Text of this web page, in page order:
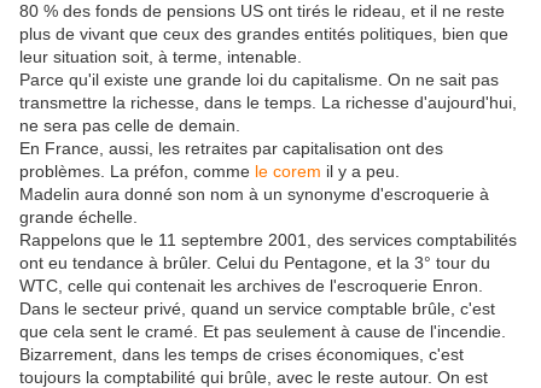
80 % des fonds de pensions US ont tirés le rideau, et il ne reste
plus de vivant que ceux des grandes entités politiques, bien que
leur situation soit, à terme, intenable.
Parce qu'il existe une grande loi du capitalisme. On ne sait pas
transmettre la richesse, dans le temps. La richesse d'aujourd'hui,
ne sera pas celle de demain.
En France, aussi, les retraites par capitalisation ont des
problèmes. La préfon, comme le corem il y a peu.
Madelin aura donné son nom à un synonyme d'escroquerie à
grande échelle.
Rappelons que le 11 septembre 2001, des services comptabilités
ont eu tendance à brûler. Celui du Pentagone, et la 3° tour du
WTC, celle qui contenait les archives de l'escroquerie Enron.
Dans le secteur privé, quand un service comptable brûle, c'est
que cela sent le cramé. Et pas seulement à cause de l'incendie.
Bizarrement, dans les temps de crises économiques, c'est
toujours la comptabilité qui brûle, avec le reste autour. On est